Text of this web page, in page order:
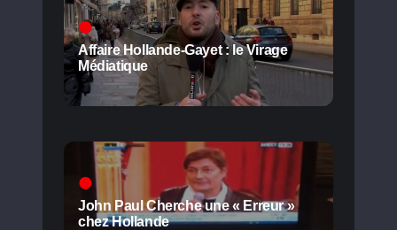
Affaire Hollande-Gayet : le Virage
Médiatique
John Paul Cherche une « Erreur »
chez Hollande